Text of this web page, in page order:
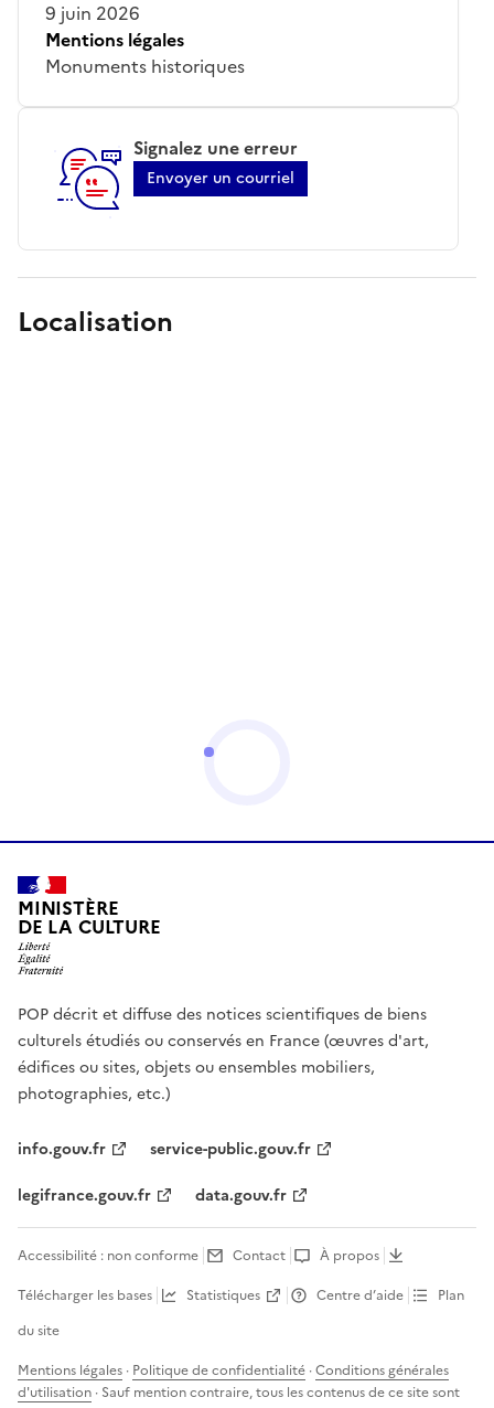
9 juin 2026
Mentions légales
Monuments historiques
Signalez une erreur
Envoyer un courriel
Localisation
MINISTÈRE
DE LA CULTURE
POP décrit et diffuse des notices scientifiques de biens
culturels étudiés ou conservés en France (œuvres d'art,
édifices ou sites, objets ou ensembles mobiliers,
photographies, etc.)
info.gouv.fr
service-public.gouv.fr
legifrance.gouv.fr
data.gouv.fr
Accessibilité : non conforme Contact
À propos
Télécharger les bases
Statistiques Centre d’aide
Plan
du site
Mentions légales · Politique de confidentialité ·Conditions générales
d'utilisation · Sauf mention contraire, tous les contenus de ce site sont